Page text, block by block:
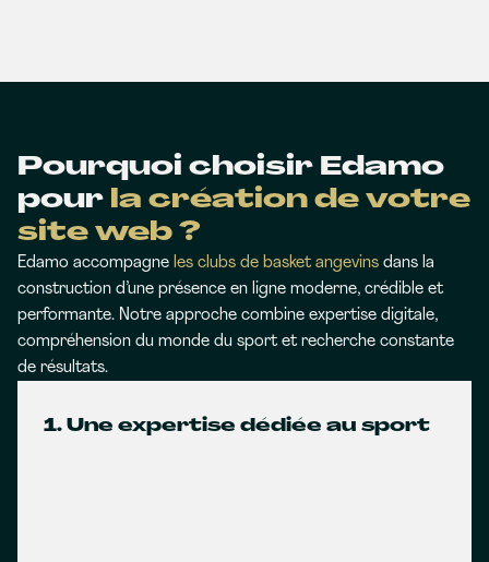
Pourquoi choisir Edamo
pour la création de votre
site web ?
Edamo accompagne les clubs de basket angevins dans la
construction d’une présence en ligne moderne, crédible et
performante. Notre approche combine expertise digitale,
compréhension du monde du sport et recherche constante
de résultats.
1. Une expertise dédiée au sport